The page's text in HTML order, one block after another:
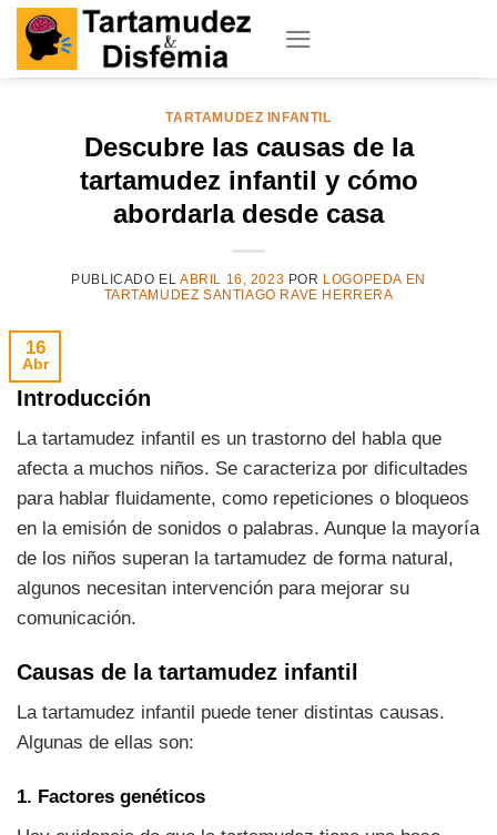
Skip
content
TARTAMUDEZ INFANTIL
Descubre las causas de la
tartamudez infantil y cómo
abordarla desde casa
PUBLICADO EL ABRIL 16, 2023 POR LOGOPEDA EN
TARTAMUDEZ SANTIAGO RAVE HERRERA
16
Abr
Introducción
La tartamudez infantil es un trastorno del habla que
afecta a muchos niños. Se caracteriza por dificultades
para hablar fluidamente, como repeticiones o bloqueos
en la emisión de sonidos o palabras. Aunque la mayoría
de los niños superan la tartamudez de forma natural,
algunos necesitan intervención para mejorar su
comunicación.
Causas de la tartamudez infantil
La tartamudez infantil puede tener distintas causas.
Algunas de ellas son:
1. Factores genéticos